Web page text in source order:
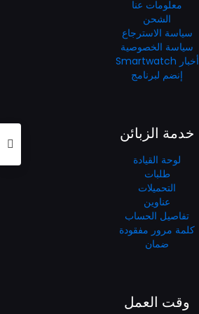
معلومات عنا
الشحن
سياسة الاسترجاع
سياسة الخصوصية
أخبار Smartwatch
إنضم لبرنامج
خدمة الزبائن
لوحة القيادة
طلبات
التحميلات
عناوين
تفاصيل الحساب
كلمة مرور مفقودة
ضمان
وقت العمل